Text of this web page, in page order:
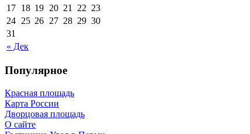
« Дек
17 18 19 20 21 22 23
24 25 26 27 28 29 30
31
Популярное
Красная площадь
Карта России
Дворцовая площадь
О сайте